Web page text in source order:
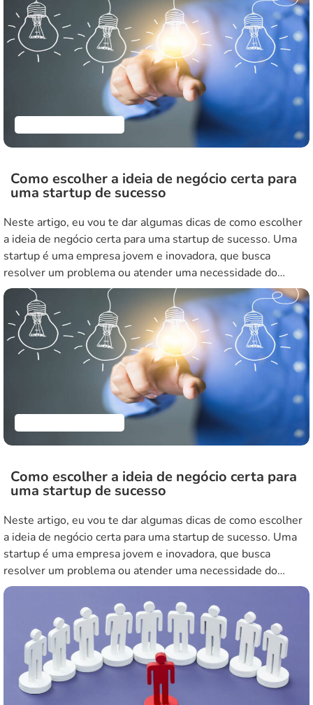
que esteja a par das tendências que dominarão o mercado de
trabalho nos próximos anos. […]
Como escolher a ideia de negócio certa para
uma startup de sucesso
Neste artigo, eu vou te dar algumas dicas de como escolher
a ideia de negócio certa para uma startup de sucesso. Uma
startup é uma empresa jovem e inovadora, que busca
resolver um problema ou atender uma necessidade do
mercado, usando tecnologia e escalabilidade. Mas como
saber se a sua ideia tem potencial para se […]
Como escolher a ideia de negócio certa para
uma startup de sucesso
Neste artigo, eu vou te dar algumas dicas de como escolher
a ideia de negócio certa para uma startup de sucesso. Uma
startup é uma empresa jovem e inovadora, que busca
resolver um problema ou atender uma necessidade do
mercado, usando tecnologia e escalabilidade. Mas como
saber se a sua ideia tem potencial para se […]